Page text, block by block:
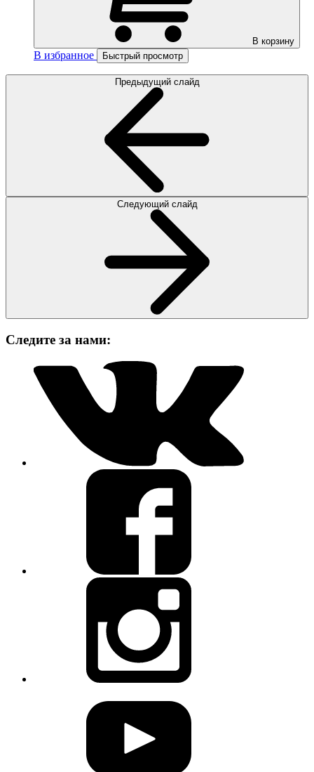
В корзину
В избранное Быстрый просмотр
Предыдущий слайд
Следующий слайд
Следите за нами: